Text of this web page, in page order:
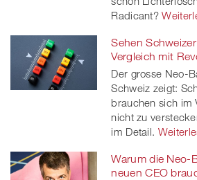
Radicant?
Sehen
Vergleich mit
Der grosse Neo-
Schweiz zeigt:
brauchen sich im
nicht zu
im Detail.
Warum die Neo-
neuen CEO